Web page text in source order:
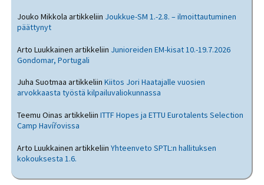
Jouko Mikkola artikkeliin Joukkue-SM 1.-2.8. – ilmoittautuminen
päättynyt
Arto Luukkainen artikkeliin Junioreiden EM-kisat 10.-19.7.2026
Gondomar, Portugali
Juha Suotmaa artikkeliinKiitos Jori Haatajalle vuosien
arvokkaasta työstä kilpailuvaliokunnassa
Teemu Oinas artikkeliinITTF Hopes ja ETTU Eurotalents Selection
Camp Havířovissa
Arto Luukkainen artikkeliinYhteenveto SPTL:n hallituksen
kokouksesta 1.6.